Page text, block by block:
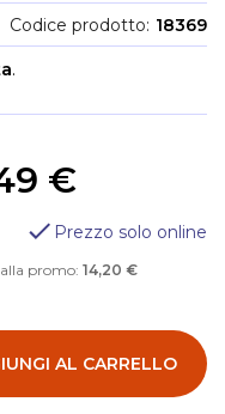
Codice prodotto 18369
.
€
Prezzo solo online
promo: 14,20 €
AL CARRELLO